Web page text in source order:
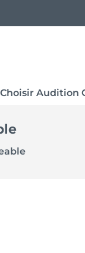
Choisir Audition